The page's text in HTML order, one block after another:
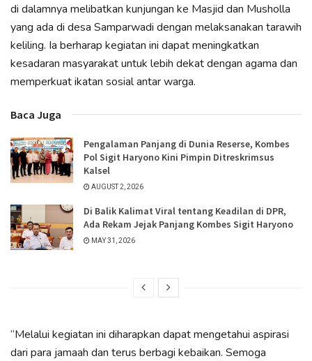
di dalamnya melibatkan kunjungan ke Masjid dan Musholla
yang ada di desa Samparwadi dengan melaksanakan tarawih
keliling. Ia berharap kegiatan ini dapat meningkatkan
kesadaran masyarakat untuk lebih dekat dengan agama dan
memperkuat ikatan sosial antar warga.
Baca Juga
Pengalaman Panjang di Dunia Reserse, Kombes
Pol Sigit Haryono Kini Pimpin Ditreskrimsus
Kalsel
AUGUST 2, 2026
Di Balik Kalimat Viral tentang Keadilan di DPR,
Ada Rekam Jejak Panjang Kombes Sigit Haryono
MAY 31, 2026
“Melalui kegiatan ini diharapkan dapat mengetahui aspirasi
dari para jamaah dan terus berbagi kebaikan. Semoga